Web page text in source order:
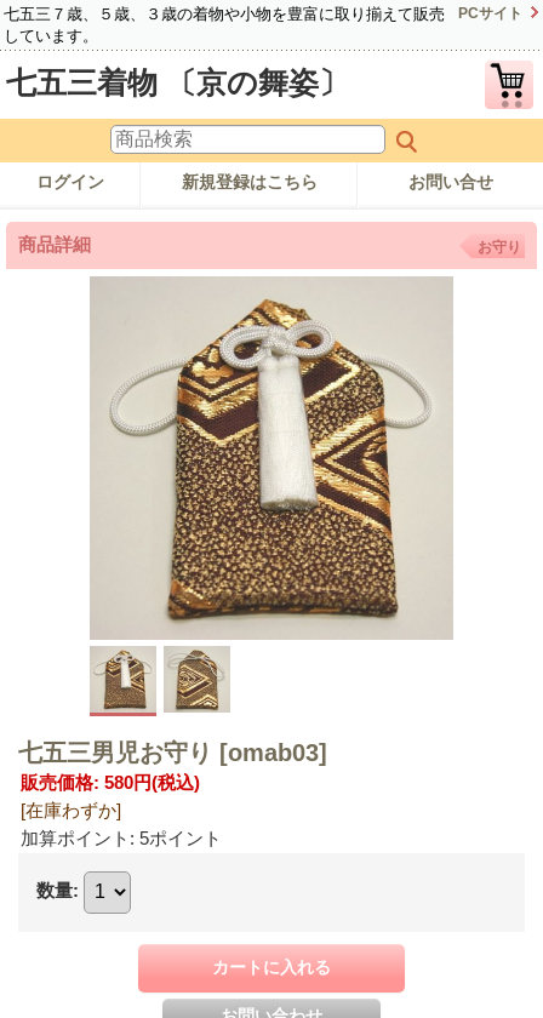
七五三７歳、５歳、３歳の着物や小物を豊富に取り揃えて販売
しています。
PCサイト
七五三着物 〔京の舞姿〕
ログイン 新規登録はこちら お問い合せ
商品詳細 お守り
七五三男児お守り [omab03]
販売価格: 580円(税込)
[在庫わずか]
加算ポイント: 5ポイント
数量: